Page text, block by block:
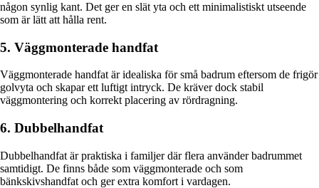
någon synlig kant. Det ger en slät yta och ett minimalistiskt utseende
som är lätt att hålla rent.
5. Väggmonterade handfat
Väggmonterade handfat är idealiska för små badrum eftersom de frigör
golvyta och skapar ett luftigt intryck. De kräver dock stabil
väggmontering och korrekt placering av rördragning.
6. Dubbelhandfat
Dubbelhandfat är praktiska i familjer där flera använder badrummet
samtidigt. De finns både som väggmonterade och som
bänkskivshandfat och ger extra komfort i vardagen.